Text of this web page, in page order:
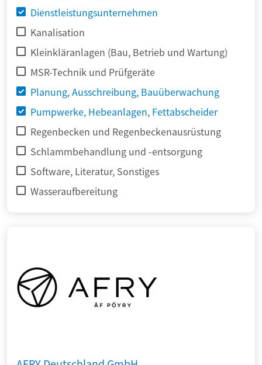
Dienstleistungsunternehmen
Kanalisation
Kleinkläranlagen (Bau, Betrieb und Wartung)
MSR-Technik und Prüfgeräte
Planung, Ausschreibung, Bauüberwachung
Pumpwerke, Hebeanlagen, Fettabscheider
Regenbecken und Regenbeckenausrüstung
Schlammbehandlung und -entsorgung
Software, Literatur, Sonstiges
Wasseraufbereitung